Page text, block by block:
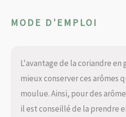
MODE D’EMPLOI
L'avantage de la coriandre en
mieux conserver ces arômes
moulue. Ainsi, pour des
il est conseillé de la prendre